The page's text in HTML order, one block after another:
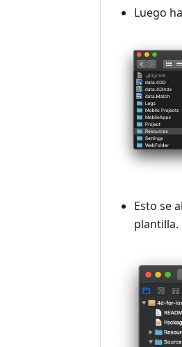
Luego
Esto se
plantilla.